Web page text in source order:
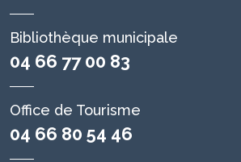
Bibliothèque municipale
04 66 77 00 83
Office de Tourisme
04 66 80 54 46